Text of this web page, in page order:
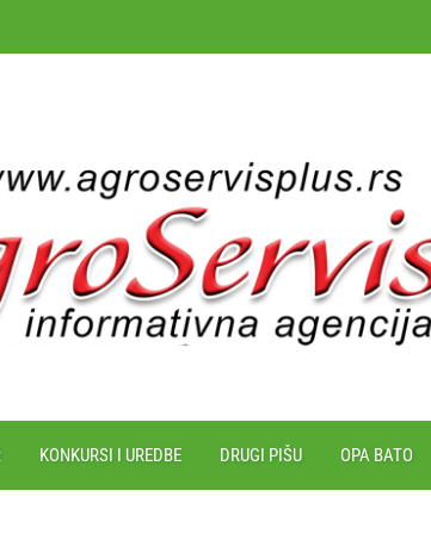
KONKURSI I UREDBE DRUGI PIŠU OPA BATO